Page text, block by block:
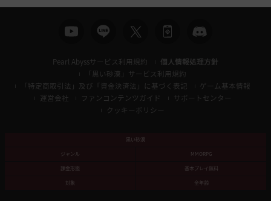
Pearl Abyssサービス利用規約
個人情報処理方針
「黒い砂漠」サービス利用規約
「特定商取引法」及び「資金決済法」に基づく表記
ゲーム基本情報
運営会社
ファンコンテンツガイド
サポートセンター
クッキーポリシー
黒い砂漠
ジャンル
MMORPG
課金形態
基本プレイ無料
対象
全年齢